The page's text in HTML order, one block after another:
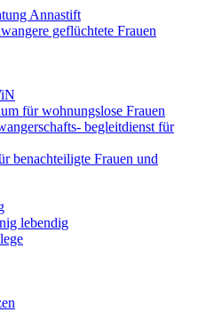
Annastift
geflüchtete Frauen
für wohnungslose Frauen
begleitdienst für
benachteiligte Frauen und
lebendig